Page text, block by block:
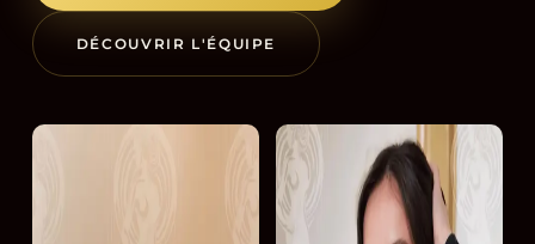
DÉCOUVRIR L'ÉQUIPE